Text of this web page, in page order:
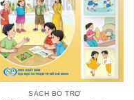
SÁCH BỔ TRỢ